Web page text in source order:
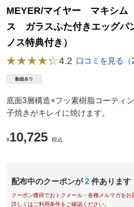
MEYER/マイヤー マキシ
ス ガラスふた付きエッグパ
ノス特典付き）
4.2 口コミを見る（
底面3層構造×フッ素樹脂コーティ
子焼きがキレイに焼けます。
¥10,725 税込
配布中のクーポンが 2 件あります
クーポン獲得でおトクメール・各種メルマガをお
詳しくはご利用条件をご確認ください。